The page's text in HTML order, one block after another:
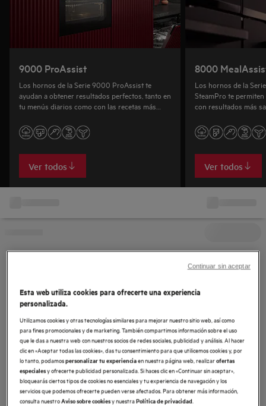
9000 ProAssist
Los hornos de la Serie 9000 ProAssist te
ayudan a obtener resultados perfectos, tanto en
tu menús diarios como con las recetas más
vapor y la función TasteAssist IA
Ver todos
8000
Los hornos de la
SteamPro te
con resultados más
Ver todos
Esta web utiliza cookies para ofrecerte una experiencia
personalizada.
Utilizamos cookies y otras tecnologías similares para mejorar nuestro sitio web, así como
para fines promocionales y de marketing. También compartimos información sobre el uso
que le das a nuestra web con nuestros socios de redes sociales, publicidad y análisis. Al hacer
clic en «Aceptar todas las cookies», das tu consentimiento para que utilicemos cookies y, por
lo tanto, podamospersonalizar tu experienciaen nuestra página web, realizarofertas
especialesy ofrecerte publicidad personalizada. Si haces clic en «Continuar sin aceptar»,
bloquearás ciertos tipos de cookies no esenciales y tu experiencia de navegación y los
servicios que podemos ofrecerte pueden verse afectados. Para obtener más información,
consulta nuestroAviso sobre cookiesy nuestraPolítica de privacidad.
Continuar sin aceptar